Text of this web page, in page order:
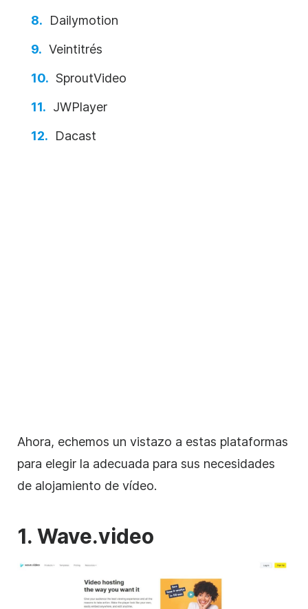
Dailymotion
Veintitrés
SproutVideo
JWPlayer
Dacast
Ahora, echemos un vistazo a estas plataformas
para elegir la adecuada para sus necesidades
de alojamiento de vídeo.
1. Wave.video